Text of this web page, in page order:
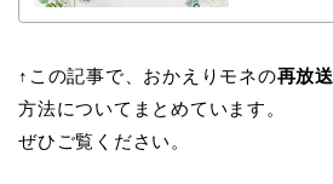
↑この記事で、おかえりモネの再放送
方法についてまとめています。
ぜひご覧ください。